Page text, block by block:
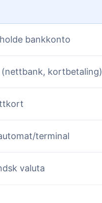
bankkonto
kortbetaling)
terminal
valuta